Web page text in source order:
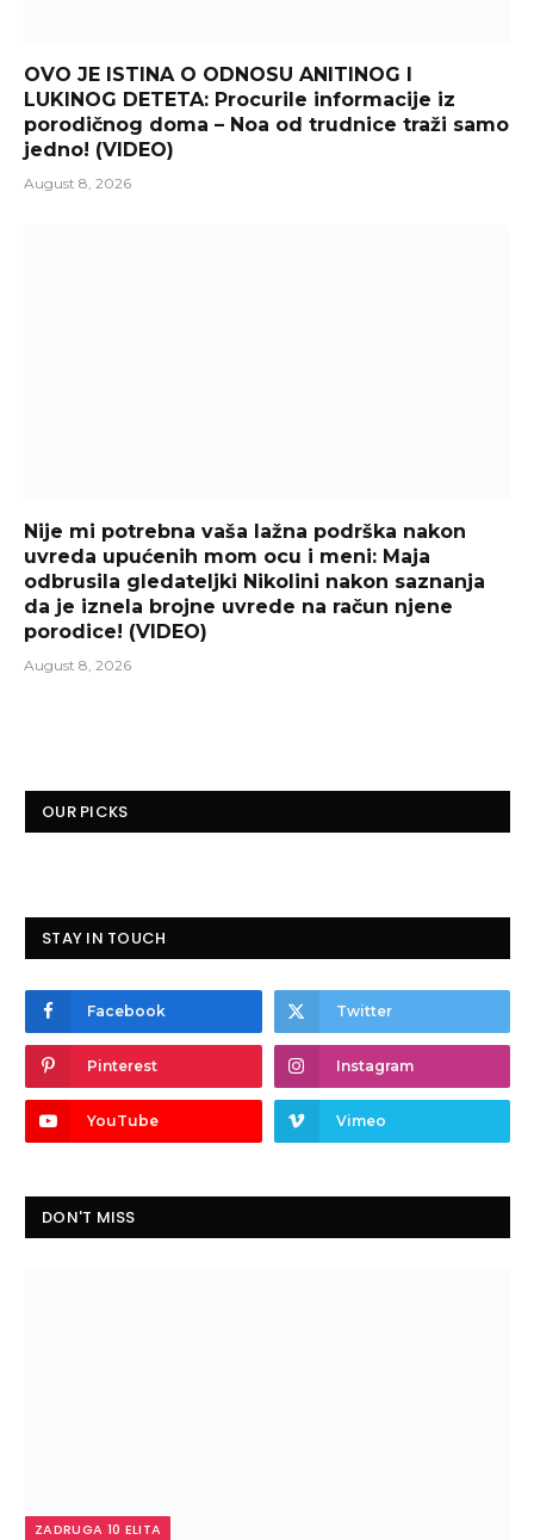
OVO JE ISTINA O ODNOSU ANITINOG I
LUKINOG DETETA: Procurile informacije iz
porodičnog doma – Noa od trudnice traži samo
jedno! (VIDEO)
August 8, 2026
Nije mi potrebna vaša lažna podrška nakon
uvreda upućenih mom ocu i meni: Maja
odbrusila gledateljki Nikolini nakon saznanja
da je iznela brojne uvrede na račun njene
porodice! (VIDEO)
August 8, 2026
OUR PICKS
STAY IN TOUCH
Facebook Twitter
Pinterest Instagram
YouTube Vimeo
DON'T MISS
ZADRUGA 10 ELITA